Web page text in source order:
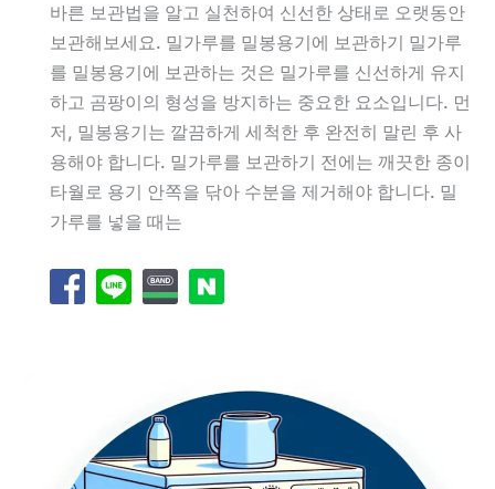
바른 보관법을 알고 실천하여 신선한 상태로 오랫동안
보관해보세요. 밀가루를 밀봉용기에 보관하기 밀가루
를 밀봉용기에 보관하는 것은 밀가루를 신선하게 유지
하고 곰팡이의 형성을 방지하는 중요한 요소입니다. 먼
저, 밀봉용기는 깔끔하게 세척한 후 완전히 말린 후 사
용해야 합니다. 밀가루를 보관하기 전에는 깨끗한 종이
타월로 용기 안쪽을 닦아 수분을 제거해야 합니다. 밀
가루를 넣을 때는